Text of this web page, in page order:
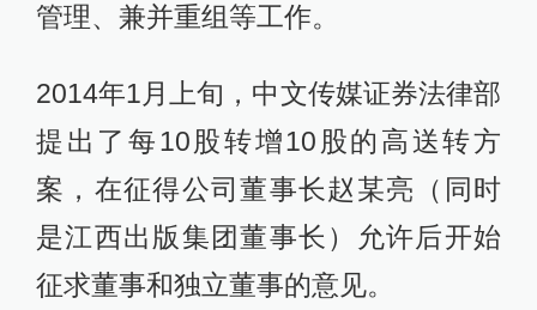
管理、兼并重组等工作。
2014年1月上旬，中文传媒证券法律部
提出了每10股转增10股的高送转方
案，在征得公司董事长赵某亮（同时
是江西出版集团董事长）允许后开始
征求董事和独立董事的意见。